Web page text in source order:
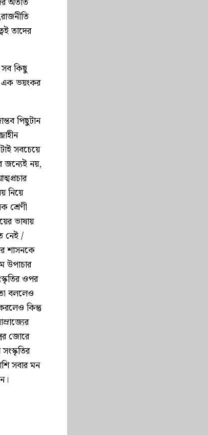
তাদের
কিছু
এক ভয়ংকর
পিছুটান
সবচেয়ে
জন্যেই নয়,
নিয়ে
শ্রেণী
ভাষায়
নেই /
শাসনকে
উপাচার
ওপর
বললেও
কিন্তু
জোরে
সবার মন